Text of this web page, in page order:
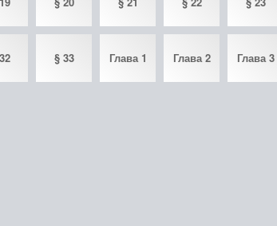
§ 33 Глава 1 Глава 2 Глава 3